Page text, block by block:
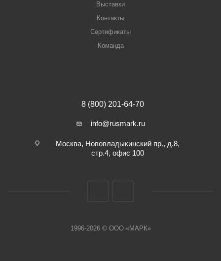
Выставки
Контакты
Сертификаты
Команда
8 (800) 201-64-70
info@rusmark.ru
Москва, Нововладыкинский пр., д.8,
стр.4, офис 100
1996-2026 © ООО «МАРК»